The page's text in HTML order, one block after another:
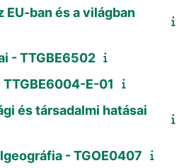
EU-ban és a világban
- TTGBE6502
E-01
és társadalmi hatásai
- TGOE0407